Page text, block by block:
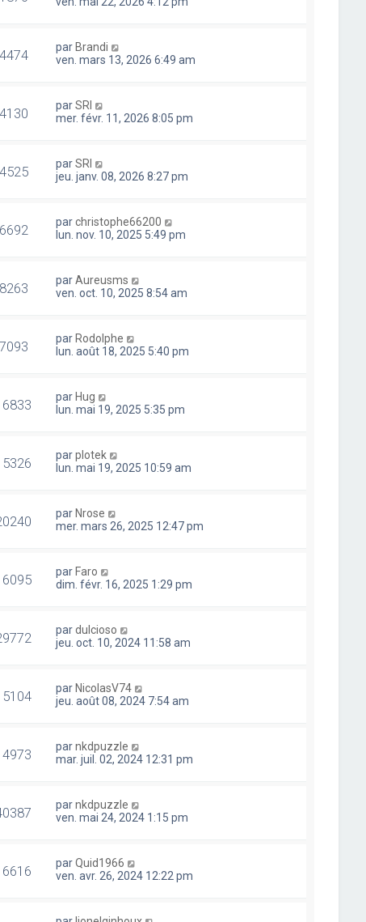
4474 par Brandi
ven. mars 13, 2026 6:49 am
4130 parSRI
mer. févr. 11, 2026 8:05 pm
4525 parSRI
jeu. janv. 08, 2026 8:27 pm
6692 parchristophe66200
lun. nov. 10, 2025 5:49 pm
8263 parAureusms
ven. oct. 10, 2025 8:54 am
7093 par Rodolphe
lun. août 18, 2025 5:40 pm
par Hug
lun. mai 19, 2025 5:35 pm
parplotek
lun. mai 19, 2025 10:59 am
par Nrose
mer. mars 26, 2025 12:47 pm
par Faro
dim. févr. 16, 2025 1:29 pm
pardulcioso
jeu. oct. 10, 2024 11:58 am
par NicolasV74
jeu. août 08, 2024 7:54 am
parnkdpuzzle
mar. juil. 02, 2024 12:31 pm
parnkdpuzzle
ven. mai 24, 2024 1:15 pm
parQuid1966
ven. avr. 26, 2024 12:22 pm